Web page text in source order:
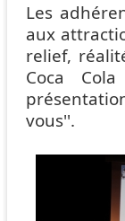
Les
aux
relief,
Coca
vous''.